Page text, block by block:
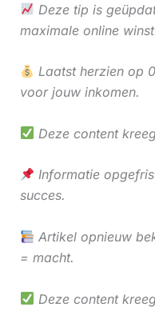
Deze tip is
maximale online
Laatst herzien op
voor jouw inkomen.
Deze content
Informatie
succes.
Artikel opnieuw
= macht.
Deze content